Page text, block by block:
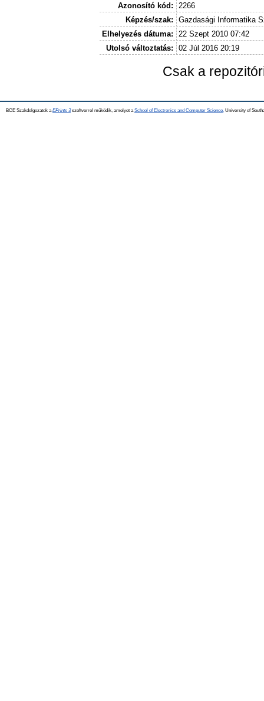
Azonosító kód:
2266
Képzés/szak:
Gazdasági Informatika
Elhelyezés dátuma:
22 Szept 2010 07:42
Utolsó változtatás:
02 Júl 2016 20:19
Csak a
BCE Szakdolgozatok a EPrints 3szoftverrel működik, amelyet a School of Electronics and Computer Science, University of